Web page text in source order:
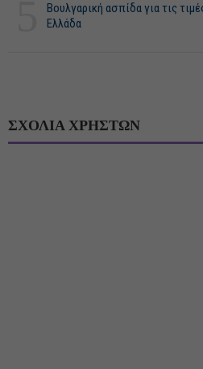
Βουλγαρική ασπίδα για τις
Ελλάδα
ΣΧΟΛΙΑ ΧΡΗΣΤΩΝ